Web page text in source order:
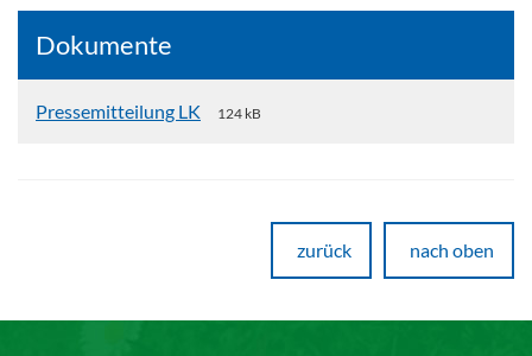
Dokumente
Pressemitteilung LK 124 kB
zurück nach oben